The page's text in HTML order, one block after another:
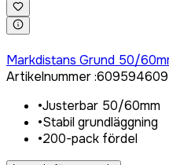
Markdistans Grund 50/
Artikelnummer:609594
•Justerbar 50/60mm
•Stabil grundläggning
•200-pack fördel